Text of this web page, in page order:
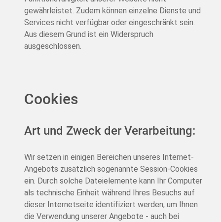
gewährleistet. Zudem können einzelne Dienste und
Services nicht verfügbar oder eingeschränkt sein.
Aus diesem Grund ist ein Widerspruch
ausgeschlossen.
Cookies
Art und Zweck der Verarbeitung:
Wir setzen in einigen Bereichen unseres Internet-
Angebots zusätzlich sogenannte Session-Cookies
ein. Durch solche Dateielemente kann Ihr Computer
als technische Einheit während Ihres Besuchs auf
dieser Internetseite identifiziert werden, um Ihnen
die Verwendung unserer Angebote - auch bei